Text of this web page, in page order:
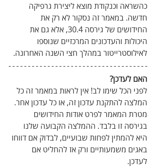
כהשראה וכנקודת מוצא ליצירת גרפיקה
חדשה. במאמר זה נסקור לא רק את
החידושים של גירסה 30.4, אלא גם את
היכולות והעדכונים המרכזיים שנוספו
לאילוסטרייטור במהלך חצי השנה האחרונה.
האם לעדכן?
לפני הכל שימו לב! אין לראות במאמר זה כל
המלצה להתקנת עדכון זה, או כל עדכון אחר.
מטרת המאמר לפרט אודות החידושים
בגירסה זו בלבד. ההמלצה הקבועה שלנו
היא להמתין לפחות שבועיים, לבדוק אם דווחו
באגים משמעותיים ורק אז להחליט אם
לעדכן.